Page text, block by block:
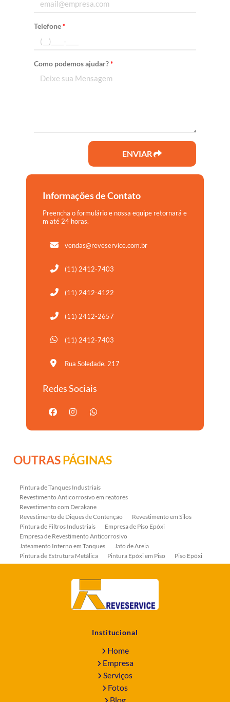
Informações de Contato
Preencha o formulário e nossa equipe retornará e
m até 24 horas.
vendas@reveservice.com.br
(11) 2412-7403
(11) 2412-4122
(11) 2412-2657
(11) 2412-7403
Rua Soledade, 217
Redes Sociais
Telefone*
Como podemos ajudar?*
ENVIAR
OUTRASPÁGINAS
Pintura de Tanques Industriais
Revestimento Anticorrosivo em reatores
Revestimento com Derakane
Revestimento de Diques de Contenção
Revestimento em Silos
Pintura de Filtros Industriais
Empresa de Piso Epóxi
Empresa de Revestimento Anticorrosivo
Jateamento Interno em Tanques
Jato de Areia
Pintura de Estrutura Metálica
Pintura Epóxi em Piso
Piso Epóxi
Piso Epóxi Autonivelante
Revestimento E-coat em Serpentinas
Revestimentos Anticorrosivos em Trocadores de Calor
Revestimentos em Tanques
Revestimentos Fenólicos
Empresa Jateamento Abrasivo
Jateamento Abrasivo
Jateamento Abrasivo em Bombas
Jateamento Abrasivo Industrial
Jateamento com Granalha de Aço
Jateamento com Microesfera de Vidro
Pintura de Equipamentos Industriais
Institucional
Home
Empresa
Serviços
Fotos
Blog